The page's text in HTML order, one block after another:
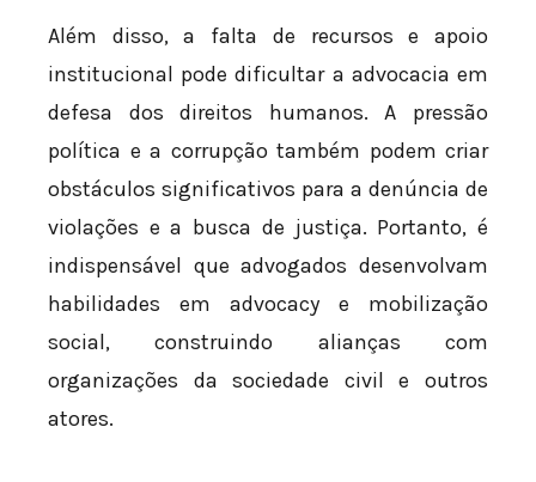
Além disso, a falta de recursos e apoio
institucional pode dificultar a advocacia em
defesa dos direitos humanos. A pressão
política e a corrupção também podem criar
obstáculos significativos para a denúncia de
violações e a busca de justiça. Portanto, é
indispensável que advogados desenvolvam
habilidades em advocacy e mobilização
social, construindo alianças com
organizações da sociedade civil e outros
atores.